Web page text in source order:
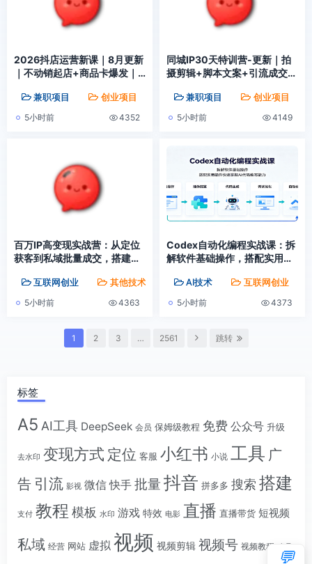
2026抖店运营新课｜8月更新
｜不动销起店+商品卡爆发｜
松玩转抖音小店全域流量
兼职项目 创业项目 副业赚钱
5小时前 4352
同城IP30天特训营-更新｜拍
摄剪辑+脚本文案+引流成交，
操教学兼职项目 创业项目
5小时前 4149
百万IP高变现实战营：从定位
获客到私域批量成交，搭建完
互联网创业 其他技术 兼职项目
5小时前 4363
Codex自动化编程实战课：拆
解软件基础操作，搭配实用插
AI技术 互联网创业
5小时前 4373
1 2 3 … 2561 跳转
标签
A5 AI工具 DeepSeek 会员 保姆级教程 免费 公众号 升级
去水印 变现方式 定位 客服 小红书 小说 工具 广
告 引流 影视 微信 快手 批量 抖音 拼多多 搜索 搭建
支付 教程 模板 水印 游戏 特效 电影 直播 直播带货 短视频
私域 经营 网站 虚拟 视频 视频剪辑 视频号 视频教程
💬